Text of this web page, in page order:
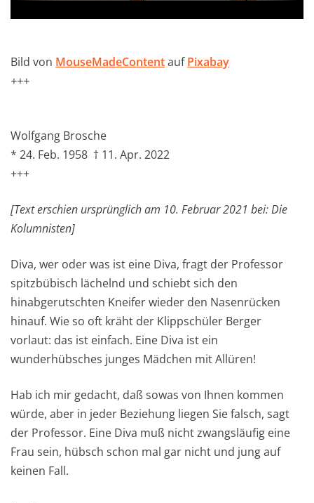
Bild von MouseMadeContentaufPixabay
+++
Wolfgang Brosche
* 24. Feb. 1958 † 11. Apr. 2022
+++
[Text erschien ursprünglich am 10. Februar 2021 bei: Die
Kolumnisten]
Diva, wer oder was ist eine Diva, fragt der Professor
spitzbübisch lächelnd und schiebt sich den
hinabgerutschten Kneifer wieder den Nasenrücken
hinauf. Wie so oft kräht der Klippschüler Berger
vorlaut: das ist einfach. Eine Diva ist ein
wunderhübsches junges Mädchen mit Allüren!
Hab ich mir gedacht, daß sowas von Ihnen kommen
würde, aber in jeder Beziehung liegen Sie falsch, sagt
der Professor. Eine Diva muß nicht zwangsläufig eine
Frau sein, hübsch schon mal gar nicht und jung auf
keinen Fall.